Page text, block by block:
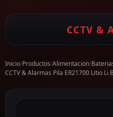
CCTV &
Inicio/Productos/Alimentacion/
CCTV & Alarmas Pila ER21700 Litio Li